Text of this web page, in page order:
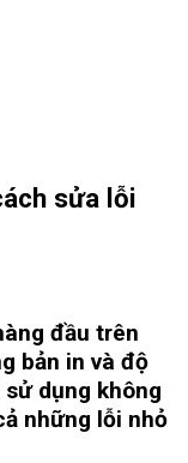
sửa lỗi
đầu trên
bản in và độ
dụng không
những lỗi nhỏ